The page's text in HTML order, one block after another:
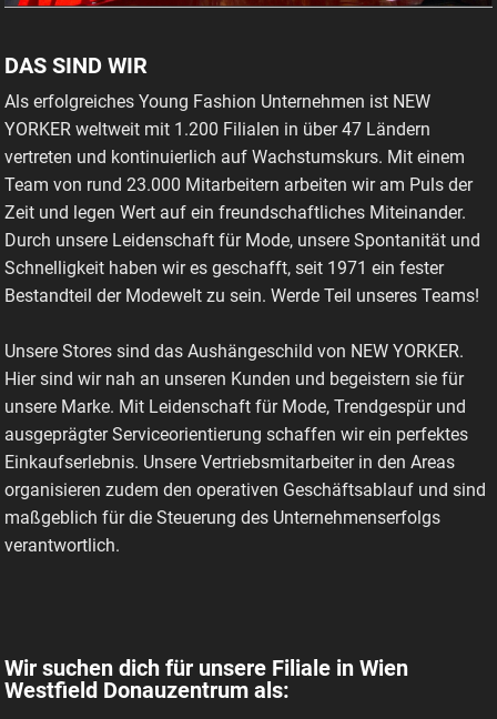
DAS SIND WIR
Als erfolgreiches Young Fashion Unternehmen ist NEW
YORKER weltweit mit 1.200 Filialen in über 47 Ländern
vertreten und kontinuierlich auf Wachstumskurs. Mit einem
Team von rund 23.000 Mitarbeitern arbeiten wir am Puls der
Zeit und legen Wert auf ein freundschaftliches Miteinander.
Durch unsere Leidenschaft für Mode, unsere Spontanität und
Schnelligkeit haben wir es geschafft, seit 1971 ein fester
Bestandteil der Modewelt zu sein. Werde Teil unseres Teams!
Unsere Stores sind das Aushängeschild von NEW YORKER.
Hier sind wir nah an unseren Kunden und begeistern sie für
unsere Marke. Mit Leidenschaft für Mode, Trendgespür und
ausgeprägter Serviceorientierung schaffen wir ein perfektes
Einkaufserlebnis. Unsere Vertriebsmitarbeiter in den Areas
organisieren zudem den operativen Geschäftsablauf und sind
maßgeblich für die Steuerung des Unternehmenserfolgs
verantwortlich.
Wir suchen dich für unsere Filiale in Wien
Westfield Donauzentrum als: